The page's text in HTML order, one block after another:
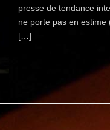
presse de tendance
ne porte pas en estime
[…]